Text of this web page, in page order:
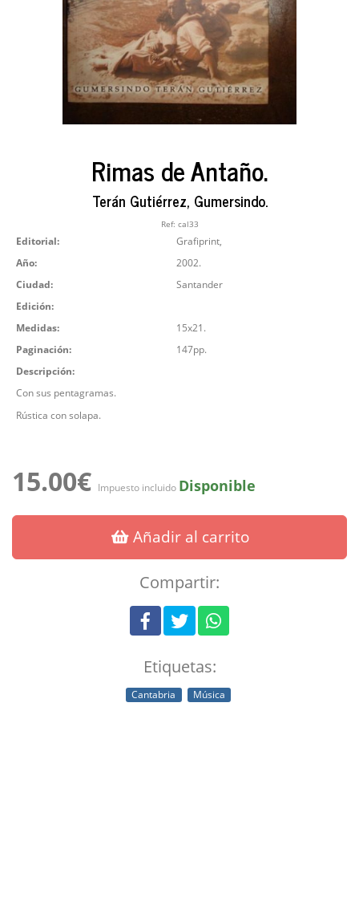
Rimas de Antaño.
Terán Gutiérrez, Gumersindo.
Ref: cal33
Editorial:
Grafiprint,
Año:
2002.
Ciudad:
Santander
Edición:
Medidas:
15x21.
Paginación:
147pp.
Descripción:
Con sus pentagramas.
Rústica con solapa.
15.00€ Impuesto incluido Disponible
Añadir al carrito
Compartir:
Etiquetas:
Cantabria Música